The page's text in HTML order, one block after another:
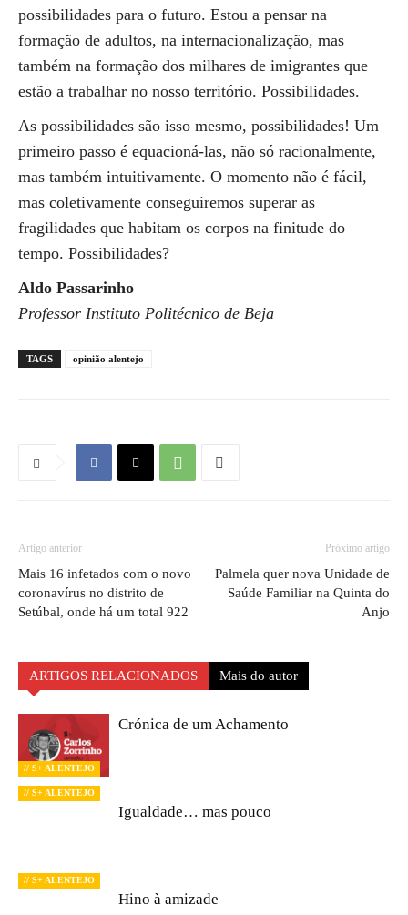
possibilidades para o futuro. Estou a pensar na
formação de adultos, na internacionalização, mas
também na formação dos milhares de imigrantes que
estão a trabalhar no nosso território. Possibilidades.
As possibilidades são isso mesmo, possibilidades! Um
primeiro passo é equacioná-las, não só racionalmente,
mas também intuitivamente. O momento não é fácil,
mas coletivamente conseguiremos superar as
fragilidades que habitam os corpos na finitude do
tempo. Possibilidades?
Aldo Passarinho
Professor Instituto Politécnico de Beja
TAGS opinião alentejo
Artigo anterior
Mais 16 infetados com o novo
coronavírus no distrito de
Setúbal, onde há um total 922
Próximo artigo
Palmela quer nova Unidade de
Saúde Familiar na Quinta do
Anjo
ARTIGOS RELACIONADOS Mais do autor
// S+ ALENTEJO
Crónica de um Achamento
// S+ ALENTEJO
Igualdade… mas pouco
// S+ ALENTEJO
Hino à amizade